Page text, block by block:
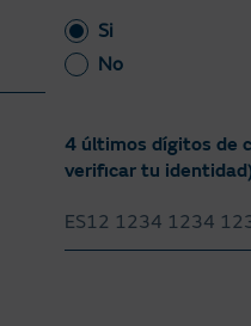
Si
No
4 últimos dígitos de
verificar tu